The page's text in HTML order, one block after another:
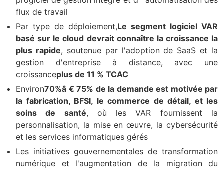
flux de travail
Par type de déploiement,Le segment logiciel VAR
basé sur le cloud devrait connaître la croissance la
plus rapide, soutenue par l'adoption de SaaS et la
gestion d'entreprise à distance, avec une
croissanceplus de 11 % TCAC
Environ70%â € 75% de la demande est motivée par
la fabrication, BFSI, le commerce de détail, et les
soins de santé, où les VAR fournissent la
personnalisation, la mise en œuvre, la cybersécurité
et les services informatiques gérés
Les initiatives gouvernementales de transformation
numérique et l'augmentation de la migration du